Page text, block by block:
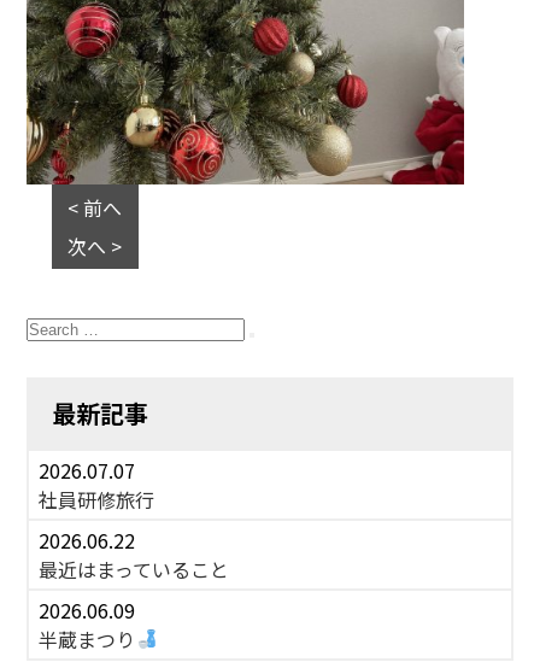
< 前へ
次へ >
Search
for:
最新記事
2026.07.07
社員研修旅行
2026.06.22
最近はまっていること
2026.06.09
半蔵まつり